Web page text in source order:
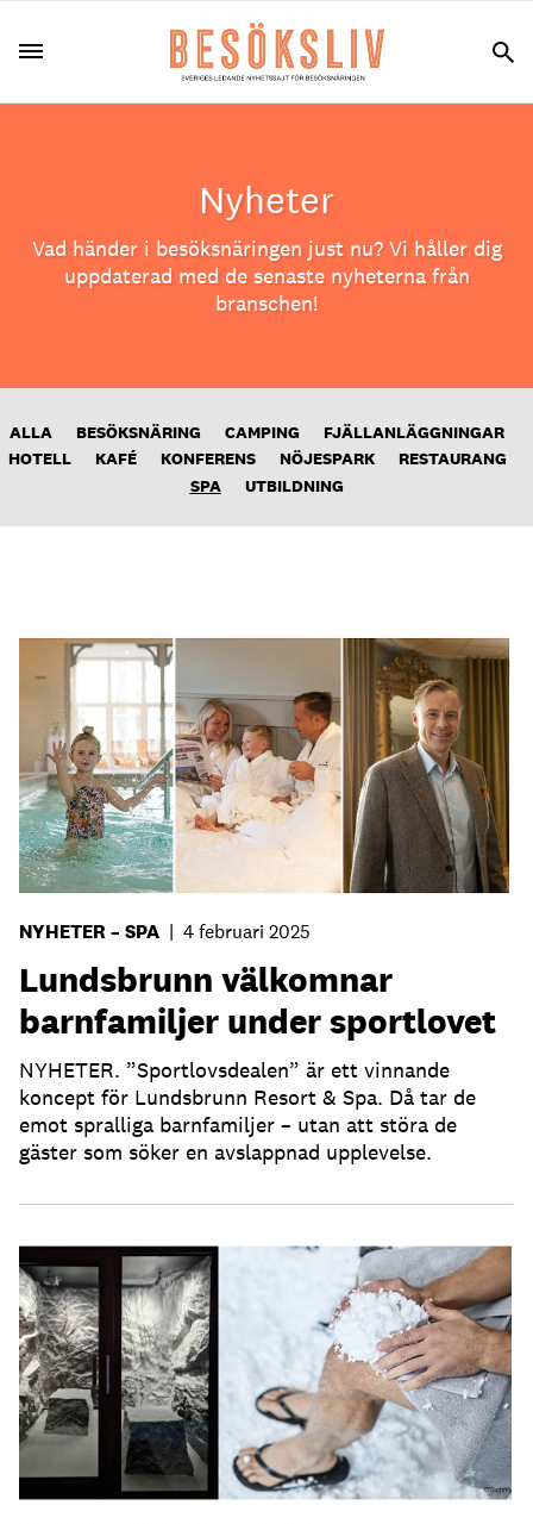
Nyheter
Vad händer i besöksnäringen just nu? Vi håller dig
uppdaterad med de senaste nyheterna från
branschen!
ALLA BESÖKSNÄRING CAMPING
FJÄLLANLÄGGNINGAR
HOTELL
KAFÉ KONFERENS NÖJESPARK
RESTAURANG
SPA
UTBILDNING
NYHETER – SPA | 4 februari 2025
Lundsbrunn välkomnar
barnfamiljer under sportlovet
NYHETER. ”Sportlovsdealen” är ett vinnande
koncept för Lundsbrunn Resort & Spa. Då tar de
emot spralliga barnfamiljer – utan att störa de
gäster som söker en avslappnad upplevelse.